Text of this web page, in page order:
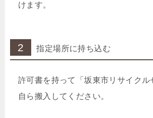
けます。
2 指定場所に持ち込む
許可書を持って「坂東市リサイクル
自ら搬入してください。